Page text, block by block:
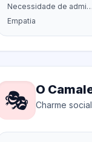
Necessidade de admiração
Empatia
🎭 O
Charme